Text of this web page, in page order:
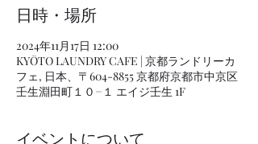
日時・場所
2024年11月17日 12:00
KYŌTO LAUNDRY CAFE | 京都ランドリーカ
フェ, 日本、〒604-8855 京都府京都市中京区
壬生淵田町１０−１ エイジ壬生 1F
イベントについて